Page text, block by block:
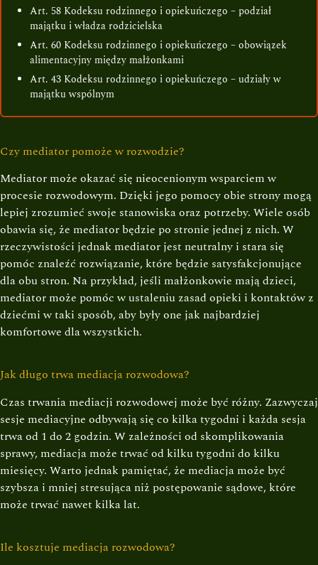
Art. 58 Kodeksu rodzinnego i opiekuńczego – podział
majątku i władza rodzicielska
Art. 60 Kodeksu rodzinnego i opiekuńczego – obowiązek
alimentacyjny między małżonkami
Art. 43 Kodeksu rodzinnego i opiekuńczego – udziały w
majątku wspólnym
Czy mediator pomoże w rozwodzie?
Mediator może okazać się nieocenionym wsparciem w
procesie rozwodowym. Dzięki jego pomocy obie strony mogą
lepiej zrozumieć swoje stanowiska oraz potrzeby. Wiele osób
obawia się, że mediator będzie po stronie jednej z nich. W
rzeczywistości jednak mediator jest neutralny i stara się
pomóc znaleźć rozwiązanie, które będzie satysfakcjonujące
dla obu stron. Na przykład, jeśli małżonkowie mają dzieci,
mediator może pomóc w ustaleniu zasad opieki i kontaktów z
dziećmi w taki sposób, aby były one jak najbardziej
komfortowe dla wszystkich.
Jak długo trwa mediacja rozwodowa?
Czas trwania mediacji rozwodowej może być różny. Zazwyczaj
sesje mediacyjne odbywają się co kilka tygodni i każda sesja
trwa od 1 do 2 godzin. W zależności od skomplikowania
sprawy, mediacja może trwać od kilku tygodni do kilku
miesięcy. Warto jednak pamiętać, że mediacja może być
szybsza i mniej stresująca niż postępowanie sądowe, które
może trwać nawet kilka lat.
Ile kosztuje mediacja rozwodowa?